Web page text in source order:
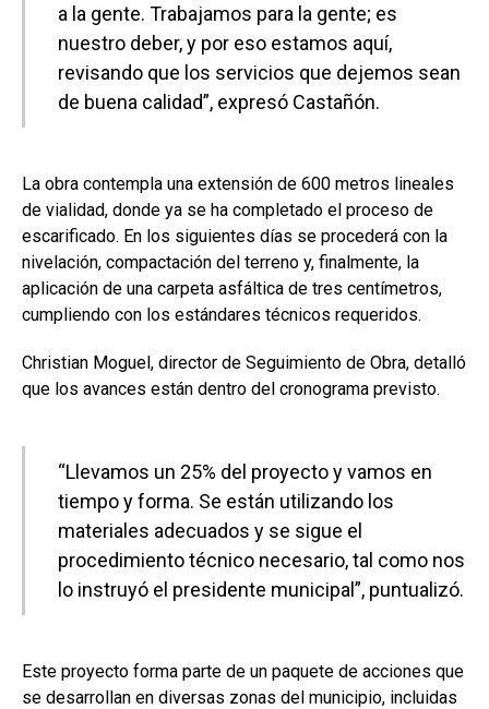
a la gente. Trabajamos para la gente; es
nuestro deber, y por eso estamos aquí,
revisando que los servicios que dejemos sean
de buena calidad”, expresó Castañón.
La obra contempla una extensión de 600 metros lineales
de vialidad, donde ya se ha completado el proceso de
escarificado. En los siguientes días se procederá con la
nivelación, compactación del terreno y, finalmente, la
aplicación de una carpeta asfáltica de tres centímetros,
cumpliendo con los estándares técnicos requeridos.
Christian Moguel, director de Seguimiento de Obra, detalló
que los avances están dentro del cronograma previsto.
“Llevamos un 25% del proyecto y vamos en
tiempo y forma. Se están utilizando los
materiales adecuados y se sigue el
procedimiento técnico necesario, tal como nos
lo instruyó el presidente municipal”, puntualizó.
Este proyecto forma parte de un paquete de acciones que
se desarrollan en diversas zonas del municipio, incluidas